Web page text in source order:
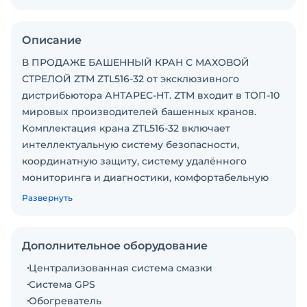
Описание
В ПРОДАЖЕ БАШЕННЫЙ КРАН С МАХОВОЙ
СТРЕЛОЙ ZTM ZTL516-32 от эксклюзивного
дистрибьютора АНТАРЕС-НТ. ZTM входит в ТОП-10
мировых производителей башенных кранов.
Комплектация крана ZTL516-32 включает
интеллектуальную систему безопасности,
координатную защиту, систему удалённого
мониторинга и диагностики, комфортабельную
монокабину с электропанелью для упрощённого
другими опциями. · Год выпуска - 2024. ·
свободного стояния: 57 м (до 110 м) · Вылет стрелы:
Развернуть
Дополнительное оборудование
Централизованная система смазки
Система GPS
Обогреватель